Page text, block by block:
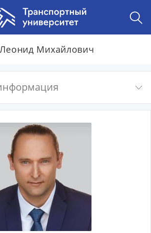
Михайлович